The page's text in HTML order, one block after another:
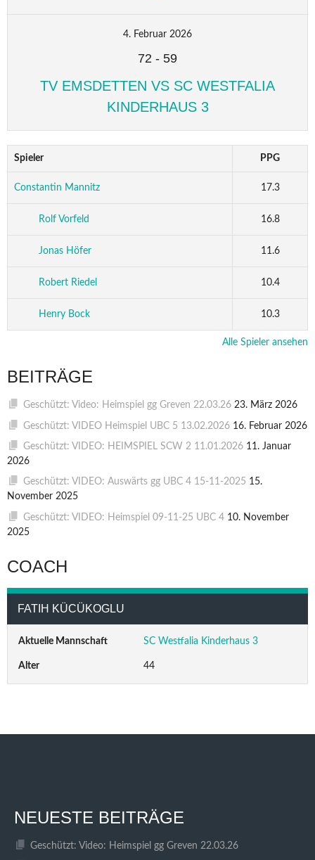
4. Februar 2026
72 - 59
TV EMSDETTEN VS SC WESTFALIA
KINDERHAUS 3
Spieler PPG
Constantin Mannitz 17.3
Rolf Vorfeld 16.8
Jonas Höfer 11.6
Robert Riedel 10.4
Henry Bock 10.3
Alle Spieler ansehen
BEITRÄGE
Geschützt: Video: Heimspiel gg Greven 22.03.26 23. März 2026
Geschützt: VIDEO Heimspiel UBC 5 13.02.2026 16. Februar 2026
Geschützt: VIDEO: HEIMSPIEL SCW 2 11.01.2026 11. Januar
2026
Geschützt: VIDEO: Auswärts gg UBC 4 15-11-2025 15.
November 2025
Geschützt: VIDEO: Heimspiel 09-11-25 UBC 4 10. November
2025
COACH
FATIH KÜCÜKOGLU
Aktuelle Mannschaft SC Westfalia Kinderhaus 3
Alter 44
NEUESTE BEITRÄGE
Geschützt: Video: Heimspiel gg Greven 22.03.26